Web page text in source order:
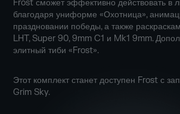
Frost сможет эффективно действовать в
благодаря униформе «Охотница»,
праздновании победы, а также
LHT, Super 90, 9mm C1 и Mk1 9mm.
элитный тиби «Frost».
Этот комплект станет доступен Frost с
Grim Sky.